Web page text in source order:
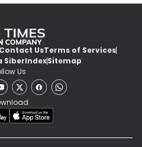
Contact UsTerms of Services
SiberIndexSitemap
Us